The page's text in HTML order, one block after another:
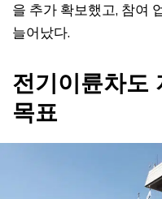
을 추가 확보했고, 참여
늘어났다.
전기이륜차도
목표